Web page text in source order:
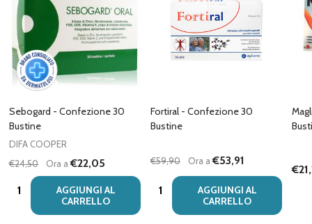
Sebogard - Confezione 30
Bustine
DIFA COOPER
€24,50
Ora a€22,05
Quantità:
AGGIUNGI AL
CARRELLO
Fortiral - Confezione 30
Bustine
€59,90 Ora a€53,91
Quantità:
AGGIUNGI AL
CARRELLO